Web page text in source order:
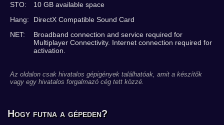
STO:
10 GB available space
Hang:
DirectX Compatible Sound Card
NET:
Broadband connection and service required for
Multiplayer Connectivity. Internet connection required for
activation.
Az oldalon csak hivatalos gépigények találhatóak, amit a készítők
vagy egy hivatalos forgalmazó cég tett közzé.
Hogy futna a gépeden?